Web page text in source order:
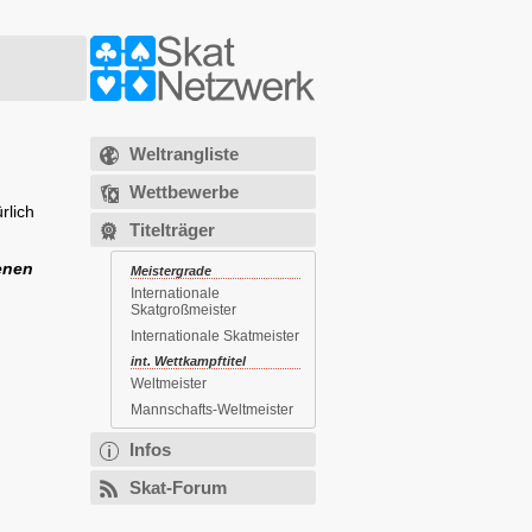
Weltrangliste
Wettbewerbe
Titelträger
Meistergrade
Internationale
Skatgroßmeister
Internationale Skatmeister
int. Wettkampftitel
Weltmeister
Mannschafts-Weltmeister
Infos
Skat-Forum